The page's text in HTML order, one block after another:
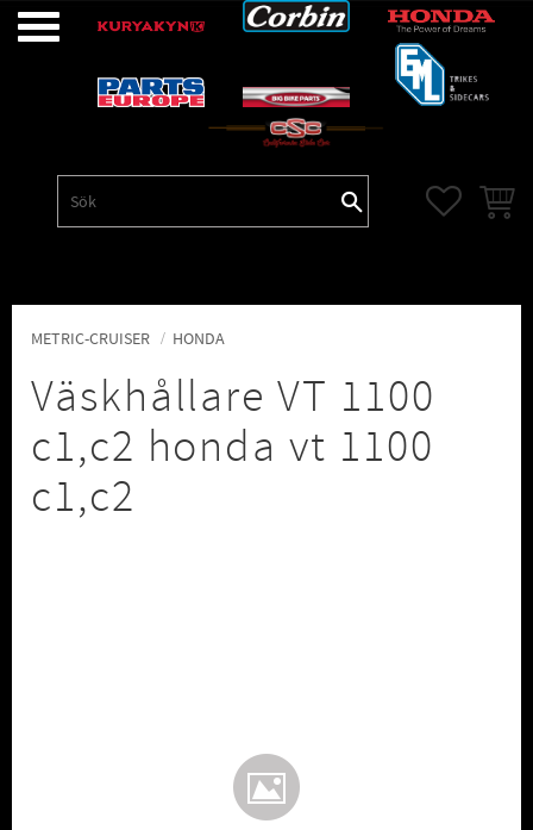
METRIC-CRUISER HONDA
Väskhållare VT 1100
c1,c2 honda vt 1100
c1,c2